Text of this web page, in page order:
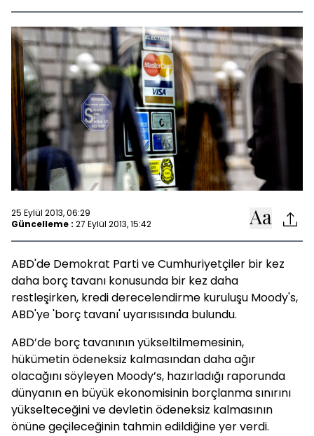
25 Eylül 2013, 06:29
Güncelleme : 27 Eylül 2013, 15:42
ABD'de Demokrat Parti ve Cumhuriyetçiler bir kez
daha borç tavanı konusunda bir kez daha
restleşirken, kredi derecelendirme kuruluşu Moody's,
ABD'ye 'borç tavanı' uyarısısında bulundu.
ABD’de borç tavanının yükseltilmemesinin,
hükümetin ödeneksiz kalmasından daha ağır
olacağını söyleyen Moody’s, hazırladığı raporunda
dünyanın en büyük ekonomisinin borçlanma sınırını
yükselteceğini ve devletin ödeneksiz kalmasının
önüne geçileceğinin tahmin edildiğine yer verdi.